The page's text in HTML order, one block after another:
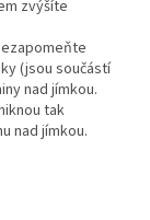
zvýšíte
(jsou součástí
nad jímkou.
tak
nad jímkou.